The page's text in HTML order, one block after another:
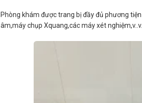
Phòng khám được trang bị đầy đủ phương
âm,máy chụp Xquang,các máy xét nghiệm,v..v..